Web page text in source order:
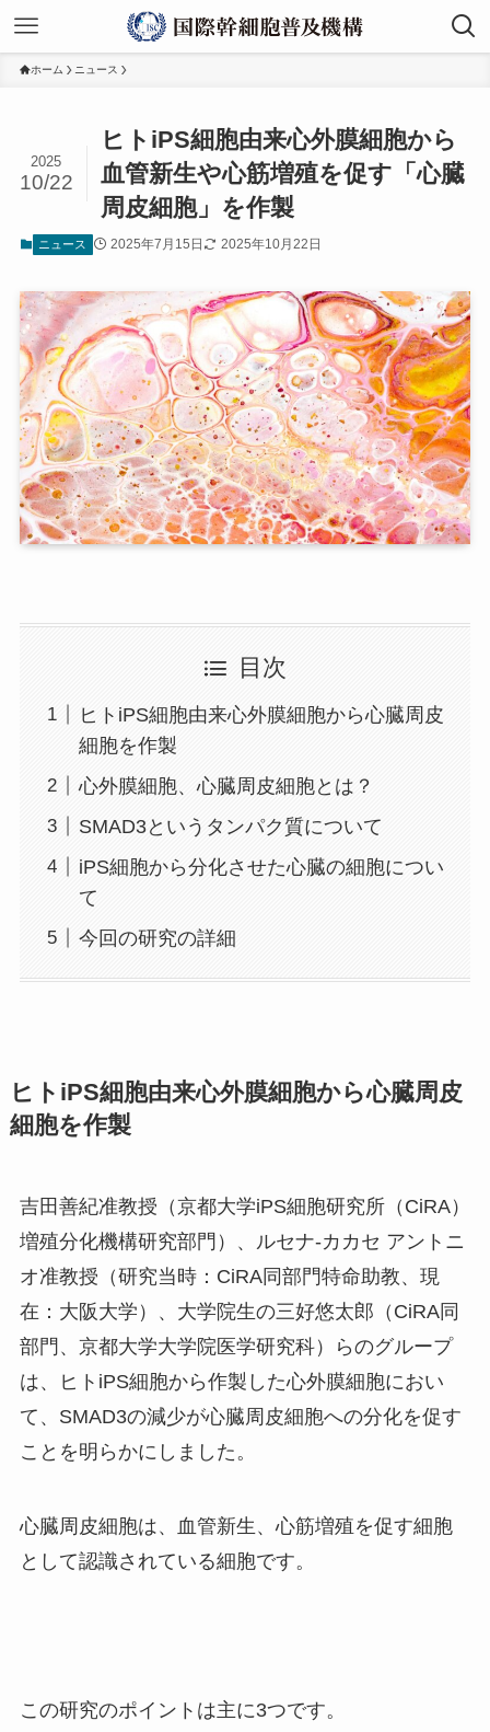
ホーム ニュース
ヒトiPS細胞由来心外膜細胞から
血管新生や心筋増殖を促す「心臓
周皮細胞」を作製
2025
10/22
ニュース 2025年7月15日 2025年10月22日
目次
ヒトiPS細胞由来心外膜細胞から心臓周皮
細胞を作製
心外膜細胞、心臓周皮細胞とは？
SMAD3というタンパク質について
iPS細胞から分化させた心臓の細胞につい
て
今回の研究の詳細
ヒトiPS細胞由来心外膜細胞から心臓周皮
細胞を作製
吉田善紀准教授（京都大学iPS細胞研究所（CiRA）
増殖分化機構研究部門）、ルセナ-カカセ アントニ
オ准教授（研究当時：CiRA同部門特命助教、現
在：大阪大学）、大学院生の三好悠太郎（CiRA同
部門、京都大学大学院医学研究科）らのグループ
は、ヒトiPS細胞から作製した心外膜細胞におい
て、SMAD3の減少が心臓周皮細胞への分化を促す
ことを明らかにしました。
心臓周皮細胞は、血管新生、心筋増殖を促す細胞
として認識されている細胞です。
この研究のポイントは主に3つです。